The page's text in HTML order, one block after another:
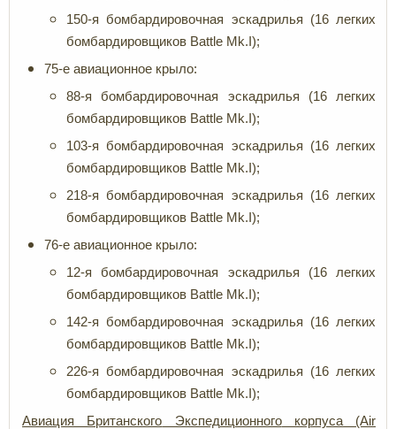
150-я бомбардировочная эскадрилья (16 легких
бомбардировщиков Battle Mk.I);
75-е авиационное крыло:
88-я бомбардировочная эскадрилья (16 легких
бомбардировщиков Battle Mk.I);
103-я бомбардировочная эскадрилья (16 легких
бомбардировщиков Battle Mk.I);
218-я бомбардировочная эскадрилья (16 легких
бомбардировщиков Battle Mk.I);
76-е авиационное крыло:
12-я бомбардировочная эскадрилья (16 легких
бомбардировщиков Battle Mk.I);
142-я бомбардировочная эскадрилья (16 легких
бомбардировщиков Battle Mk.I);
226-я бомбардировочная эскадрилья (16 легких
бомбардировщиков Battle Mk.I);
Авиация Британского Экспедиционногокорпуса (Air